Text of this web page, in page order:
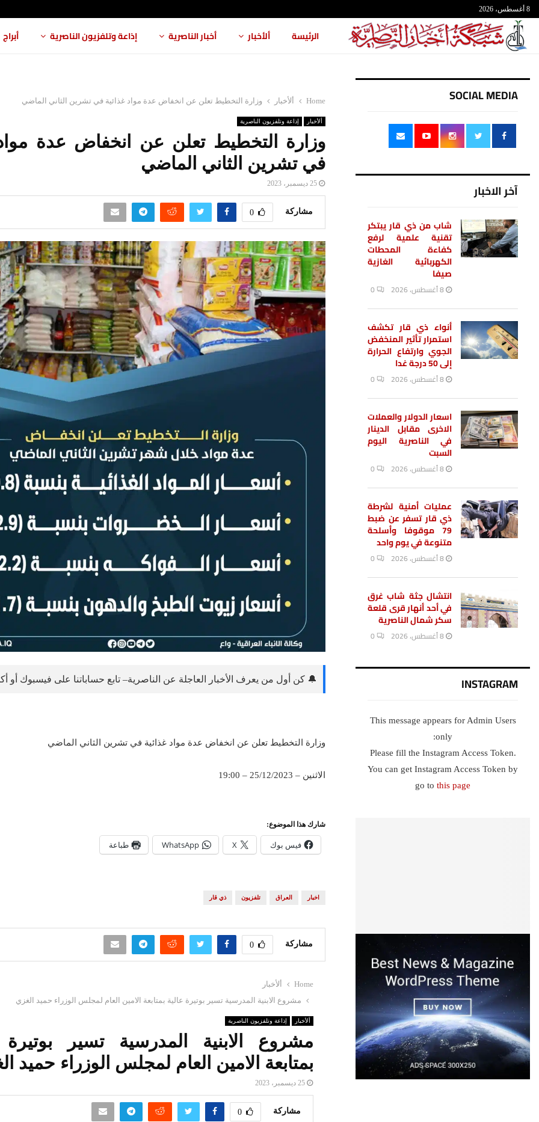
8 أغسطس، 2026
الرئيسة ألأخبار أخبار الناصرية إذاعة وتلفزيون الناصرية أبراج
Home ألأخبار وزارة التخطيط تعلن عن انخفاض عدة مواد غذائية في تشرين الثاني الماضي
ألأخبار إذاعة وتلفزيون الناصرية
وزارة التخطيط تعلن عن انخفاض عدة مواد
في تشرين الثاني الماضي
25 ديسمبر، 2023
مشاركة 0
🔔 كن أول من يعرف الأخبار العاجلة عن الناصرية– تابع حساباتنا على فيسبوك أو
وزارة التخطيط تعلن عن انخفاض عدة مواد غذائية في تشرين الثاني الماضي
الاثنين – 25/12/2023 – 19:00
شارك هذا الموضوع:
فيس بوك X
WhatsApp طباعة
اخبار العراق تلفزيون ذي قار
مشاركة 0
Home
ألأخبار
مشروع الابنية المدرسية تسير بوتيرة عالية بمتابعة الامين العام لمجلس الوزراء حميد الغزي
ألأخبار إذاعة وتلفزيون الناصرية
مشروع الابنية المدرسية تسير بوتيرة
بمتابعة الامين العام لمجلس الوزراء حميد
25 ديسمبر، 2023
مشاركة 0
SOCIAL MEDIA
آخر الاخبار
شاب من ذي قار يبتكر
تقنية علمية لرفع
كفاءة المحطات
الكهربائية الغازية
صيفا
8 أغسطس، 2026 0
أنواء ذي قار تكشف
استمرار تأثير المنخفض
الجوي وارتفاع الحرارة
إلى 50 درجة غدا
8 أغسطس، 2026 0
اسعار الدولار والعملات
الاخرى مقابل الدينار
في الناصرية اليوم
السبت
8 أغسطس، 2026 0
عمليات أمنية لشرطة
ذي قار تسفر عن ضبط
79 موقوفا وأسلحة
متنوعة في يوم واحد
8 أغسطس، 2026 0
انتشال جثة شاب غرق
في أحد أنهار قرى قلعة
سكر شمال الناصرية
8 أغسطس، 2026 0
INSTAGRAM
This message appears for Admin Users
only:
Please fill the Instagram Access Token.
You can get Instagram Access Token by
go to this page